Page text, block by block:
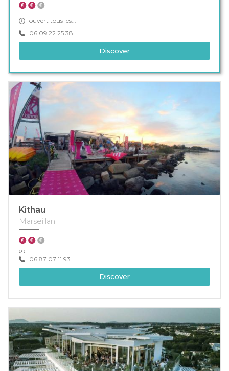
ouvert tous les...
06 09 22 25 38
Discover
Kithau
Marseillan
06 87 07 11 93
Discover